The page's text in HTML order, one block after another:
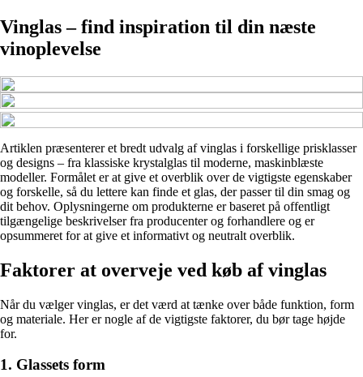
Vinglas – find inspiration til din næste
vinoplevelse
Artiklen præsenterer et bredt udvalg af vinglas i forskellige prisklasser
og designs – fra klassiske krystalglas til moderne, maskinblæste
modeller. Formålet er at give et overblik over de vigtigste egenskaber
og forskelle, så du lettere kan finde et glas, der passer til din smag og
dit behov. Oplysningerne om produkterne er baseret på offentligt
tilgængelige beskrivelser fra producenter og forhandlere og er
opsummeret for at give et informativt og neutralt overblik.
Faktorer at overveje ved køb af vinglas
Når du vælger vinglas, er det værd at tænke over både funktion, form
og materiale. Her er nogle af de vigtigste faktorer, du bør tage højde
for.
1. Glassets form